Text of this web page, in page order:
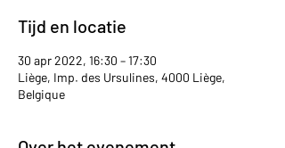
Tijd en locatie
30 apr 2022, 16:30 – 17:30
Liège, Imp. des Ursulines, 4000 Liège,
Belgique